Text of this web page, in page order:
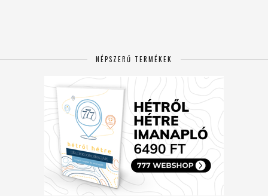
NÉPSZERŰ TERMÉKEK